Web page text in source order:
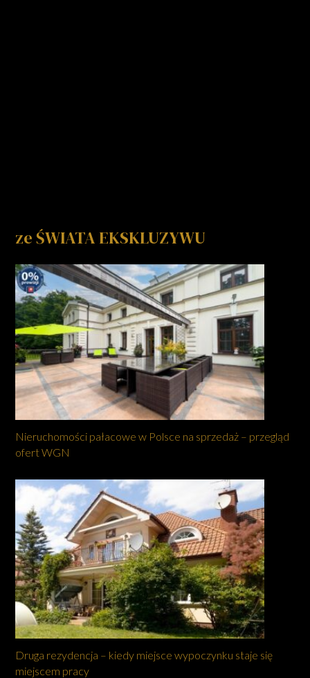
ze ŚWIATA EKSKLUZYWU
Nieruchomości pałacowe w Polsce na sprzedaż – przegląd
ofert WGN
Druga rezydencja – kiedy miejsce wypoczynku staje się
miejscem pracy